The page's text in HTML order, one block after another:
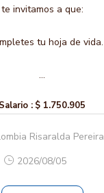
te invitamos a que:
tu hoja de vida.
...
Salario : $ 1.750.905
Risaralda Pereira
2026/08/05